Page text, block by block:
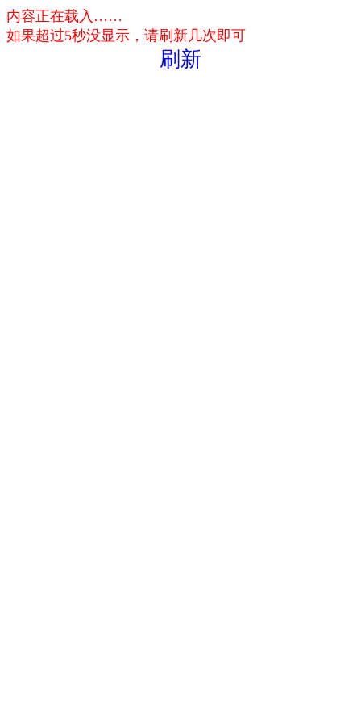
内容正在载入……
如果超过5秒没显示，请刷新几次即可
刷新